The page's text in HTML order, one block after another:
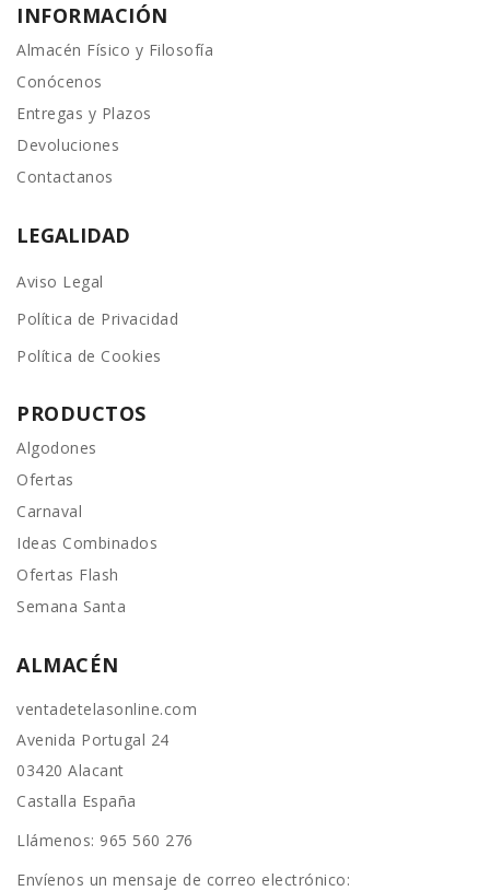
INFORMACIÓN
Almacén Físico y Filosofía
Conócenos
Entregas y Plazos
Devoluciones
Contactanos
LEGALIDAD
Aviso Legal
Política de Privacidad
Política de Cookies
PRODUCTOS
Algodones
Ofertas
Carnaval
Ideas Combinados
Ofertas Flash
Semana Santa
ALMACÉN
ventadetelasonline.com
Avenida Portugal 24
03420 Alacant
Castalla España
Llámenos: 965 560 276
Envíenos un mensaje de correo electrónico: